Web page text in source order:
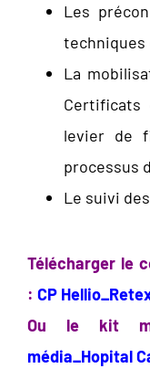
Les
techniques
La
Certificats
levier de
processus
Le suivi
Télécharger le
: CP
Ou le kit
média_Hopital